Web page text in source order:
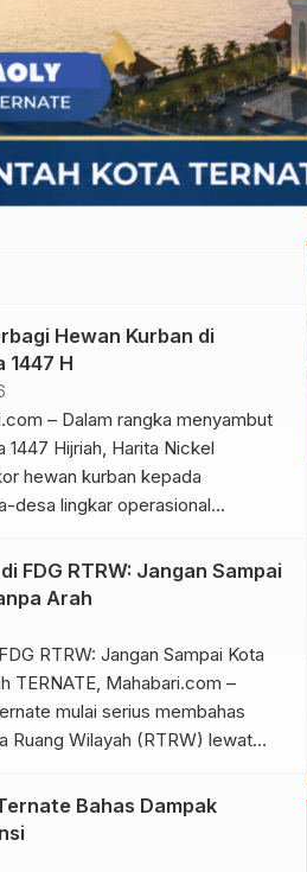
Hewan Kurban di
1447 H
– Dalam rangka menyambut
1447 Hijriah, Harita Nickel
hewan kurban kepada
desa lingkar operasional
kurban yang disalurkan terdiri
tiga ekor kambing. Sebanyak 25
ke desa-desa […]
FDG RTRW: Jangan Sampai
Arah
RTRW: Jangan Sampai Kota
TERNATE, Mahabari.com –
mulai serius membahas
Ruang Wilayah (RTRW) lewat
Ternate, Dr. H. Rizal Marsaoly,
bahwa Perda RTRW ini
yang matang, dan harusnya […]
Bahas Dampak